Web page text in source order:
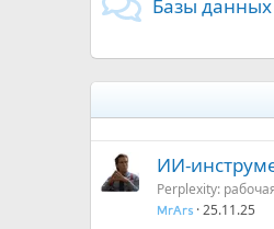
Базы данных
ИИ-
Perplexity:
MrArs 25.11.25